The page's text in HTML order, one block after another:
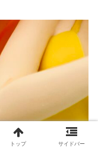
トップ サイドバー